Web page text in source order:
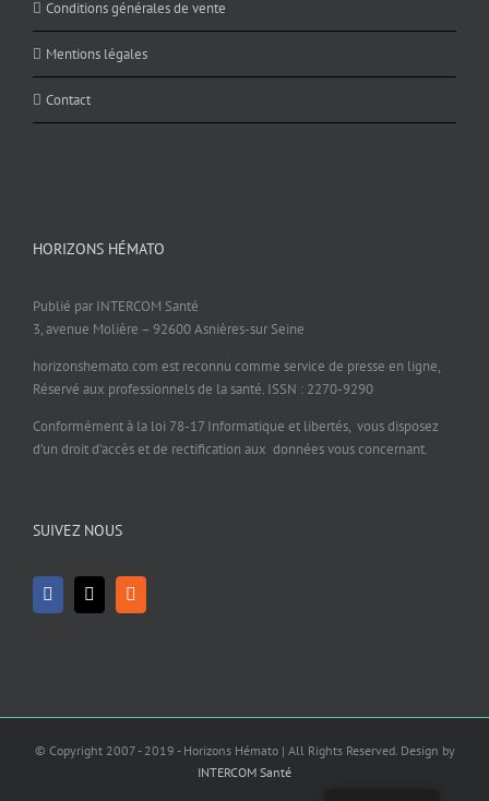
Conditions générales de vente
Mentions légales
Contact
HORIZONS HÉMATO
Publié par INTERCOM Santé
3, avenue Molière – 92600 Asnières-sur Seine
horizonshemato.com est reconnu comme service de presse en ligne,
Réservé aux professionnels de la santé. ISSN : 2270-9290
Conformément à la loi 78-17 Informatique et libertés, vous disposez
d’un droit d’accès et de rectification aux données vous concernant.
SUIVEZ NOUS
© Copyright 2007 - 2019 - Horizons Hémato | All Rights Reserved. Design by
INTERCOM Santé